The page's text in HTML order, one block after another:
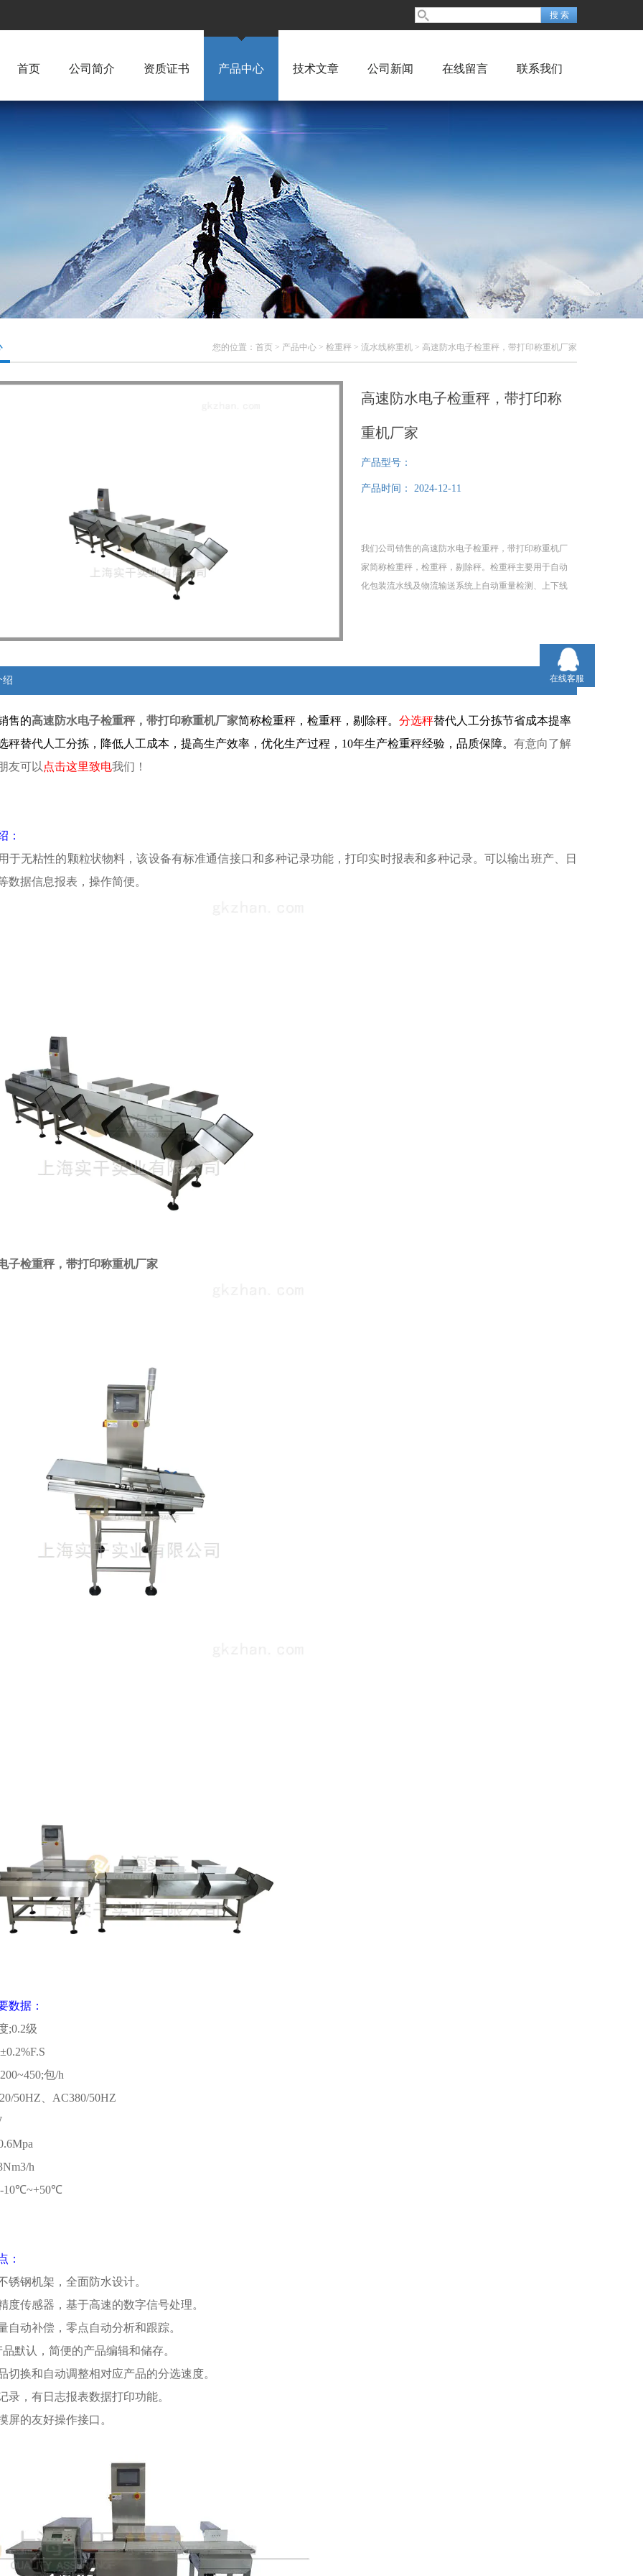
首页 公司简介 资质证书 产品中心 技术文章 公司新闻 在线留言 联系我们
您的位置： 首页 > 产品中心 > 检重秤 > 流水线称重机 > 高速防水电子检重秤，带打印称重机厂家
高速防水电子检重秤，带打印称
重机厂家
产品型号：
产品时间： 2024-12-11
我们公司销售的高速防水电子检重秤，带打印称重机厂
家简称检重秤，检重秤，剔除秤。检重秤主要用于自动
化包装流水线及物流输送系统上自动重量检测、上下线
绍
售的高速防水电子检重秤，带打印称重机厂家简称检重秤，检重秤，剔除秤。 分选秤替代人工分拣节省成本提率
秤替代人工分拣，降低人工成本，提高生产效率，优化生产过程，10年生产检重秤经验，品质保障。 有意向了解
友可以 点击这里致电我们！
：
于无粘性的颗粒状物料，该设备有标准通信接口和多种记录功能，打印实时报表和多种记录。可以输出班产、日
数据信息报表，操作简便。
子检重秤，带打印称重机厂家
数据：
;0.2级
包/h
50HZ
AC380/50HZ
h
10℃~+50℃
：
锈钢机架，全面防水设计。
度传感器，基于高速的数字信号处理。
自动补偿，零点自动分析和跟踪。
默认，简便的产品编辑和储存。
切换和自动调整相对应产品的分选速度。
录，有日志报表数据打印功能。
屏的友好操作接口。
在线客服